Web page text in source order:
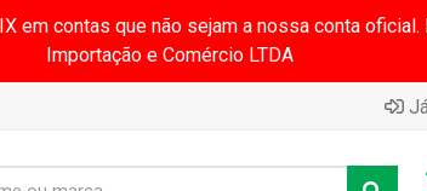
em contas que não sejam a nossa conta
Importação e Comércio LTDA